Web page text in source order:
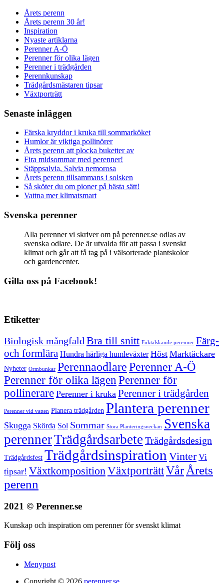
Årets perenn
Årets perenn 30 år!
Inspiration
Nyaste artiklarna
Perenner A-Ö
Perenner för olika lägen
Perenner i trädgården
Perennkunskap
Trädgårdsmästaren tipsar
Växtporträtt
Senaste inläggen
Färska kryddor i kruka till sommarköket
Humlor är viktiga pollinörer
Årets perenn att plocka buketter av
Fira midsommar med perenner!
Stäppsalvia, Salvia nemorosa
Årets perenn tillsammans i solsken
Så sköter du om pioner på bästa sätt!
Vattna mer klimatsmart
Svenska perenner
Alla perenner vi skriver om på perenner.se odlas av
svenska odlare. De är utvalda för att passa i svenskt
klimat och går att få tag på i välsorterade plantskolor
och gardencenter.
Gilla oss på Facebook!
Etiketter
Biologisk mångfald Bra till snitt Fuktälskande perenner Färg-
och formlära Hundra härliga humleväxter Höst Marktäckare
Nyheter Ormbunkar PerennaodlarePerenner A-Ö
Perenner för olika lägen Perenner för
pollinerare Perenner i kruka Perenner i trädgården
Perenner vid vatten Planera trädgården Plantera perenner
Skugga Skörda Sol Sommar Stora Planteringsveckan Svenska
perennerTrädgårdsarbete Trädgårdsdesign
Trädgårdsfest Trädgårdsinspiration Vinter Vi
tipsar! Växtkomposition VäxtporträttVår Årets
perenn
2021 © Perenner.se
Kunskap och inspiration om perenner för svenskt klimat
Följ oss
Menypost
Copyright © 2026 perenner.se.